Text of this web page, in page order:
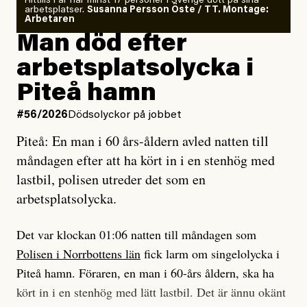
Vem är det som Dagens ETC skriver för?
Vad betyder det att vara en röd, grön och oberoende
tidning?
Vad är bra journalistik?
Ett försök till korta svar som jag hoppas kan förtydliga
för Kuhn och Sassarinis-McGowan och andra hur jag
som chefredaktör ser på Dagens ETC:s uppdrag och
roll.
Vi skriver för våra läsare som vill bli informerade,
överraskade, bekräftade, utmanade – och som kräver
att vi granskar allt och alla.
så säger jag tvärtemot.
Jag lärde mig renovera
enligt uråldrig metod
och lade min sista ungdom
på att laga en gammal bod.
Jag sökte ljuset och meningen,
efter det som var rent, rätt och sant,
och aldrig såg jag det klarare än
när jag ombord på bussen hjälpte en tant.
#23/2026Intervjun
Jesper Lundby: ”Livet i sig
är ganska politiskt”
arbetsplatser. Susanna Persson Öste / TT. Montage:
Arbetaren
Man död efter
arbetsplatsolycka i
Piteå hamn
#56/2026 Dödsolyckor på jobbet
Piteå: En man i 60 års-åldern avled natten till
måndagen efter att ha kört in i en stenhög med
lastbil, polisen utreder det som en
arbetsplatsolycka.
Det var klockan 01:06 natten till måndagen som
Polisen i Norrbottens län fick larm om singelolycka i
Piteå hamn. Föraren, en man i 60-års åldern, ska ha
kört in i en stenhög med lätt lastbil. Det är ännu okänt